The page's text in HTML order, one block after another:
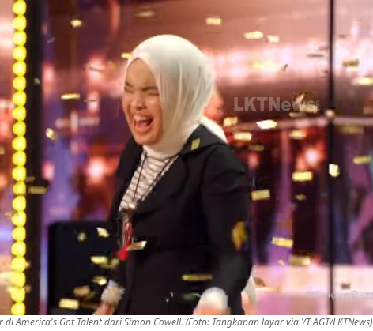
America's Got Talent dari Simon Cowell. (Foto: Tangkapan layar via YT AGT/LKTNews)